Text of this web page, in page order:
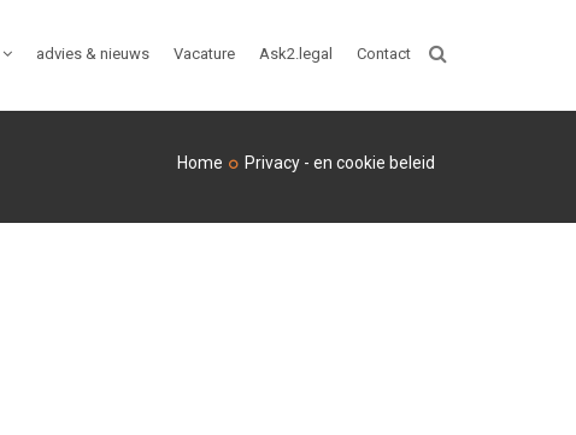
advies & nieuws Vacature Ask2.legal Contact
Home Privacy - en cookie beleid